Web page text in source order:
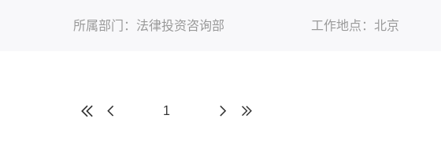
所属部门： 法律投资咨询部 工作地点：北京
1